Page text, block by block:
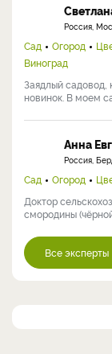
Россия,
Сад Огород
Виноград
Заядлый садовод,
новинок. В моем
Анна
Россия,
Сад Огород
Доктор
смородины
Все эксперты